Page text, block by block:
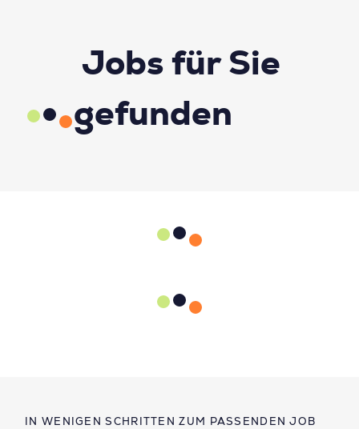
IN WENIGEN SCHRITTEN ZUM PASSENDEN JOB